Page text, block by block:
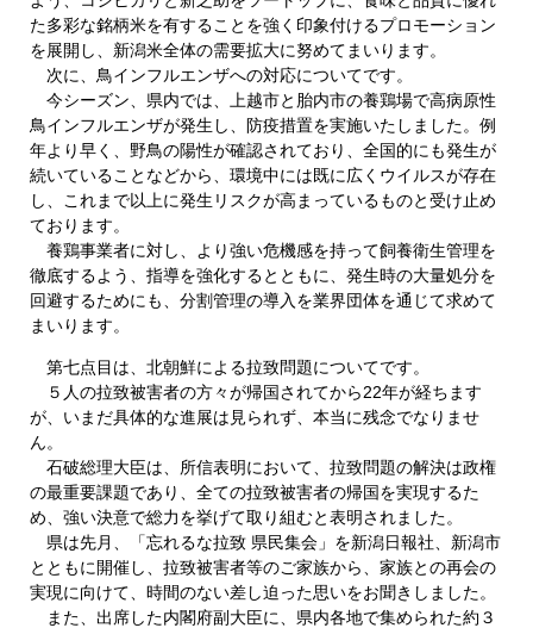
た多彩な銘柄米を有することを強く印象付けるプロモーション
を展開し、新潟米全体の需要拡大に努めてまいります。
次に、鳥インフルエンザへの対応についてです。
今シーズン、県内では、上越市と胎内市の養鶏場で高病原性
鳥インフルエンザが発生し、防疫措置を実施いたしました。例
年より早く、野鳥の陽性が確認されており、全国的にも発生が
続いていることなどから、環境中には既に広くウイルスが存在
し、これまで以上に発生リスクが高まっているものと受け止め
ております。
養鶏事業者に対し、より強い危機感を持って飼養衛生管理を
徹底するよう、指導を強化するとともに、発生時の大量処分を
回避するためにも、分割管理の導入を業界団体を通じて求めて
まいります。
第七点目は、北朝鮮による拉致問題についてです。
５人の拉致被害者の方々が帰国されてから22年が経ちます
が、いまだ具体的な進展は見られず、本当に残念でなりませ
ん。
石破総理大臣は、所信表明において、拉致問題の解決は政権
の最重要課題であり、全ての拉致被害者の帰国を実現するた
め、強い決意で総力を挙げて取り組むと表明されました。
県は先月、「忘れるな拉致 県民集会」を新潟日報社、新潟市
とともに開催し、拉致被害者等のご家族から、家族との再会の
実現に向けて、時間のない差し迫った思いをお聞きしました。
また、出席した内閣府副大臣に、県内各地で集められた約３